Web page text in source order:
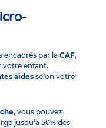
encadrés par laCAF,
votre enfant.
aides selon votre
, vous pouvez
jusqu’à 50% des